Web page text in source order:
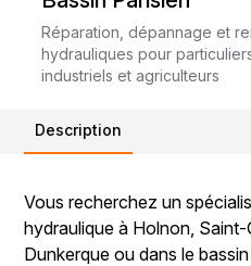
Réparation, dépannage et
hydrauliques pour
industriels et agriculteurs
Description
Vous recherchez un
hydraulique à Holnon, Saint-
Dunkerque ou dans le